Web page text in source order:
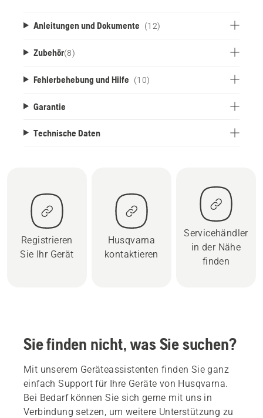
Anleitungen und Dokumente (12)
Zubehör(8)
Fehlerbehebung und Hilfe (10)
Garantie
Technische Daten
Registrieren
Sie Ihr Gerät
Husqvarna
kontaktieren
Servicehändler
in der Nähe
finden
Sie finden nicht, was Sie suchen?
Mit unserem Geräteassistenten finden Sie ganz
einfach Support für Ihre Geräte von Husqvarna.
Bei Bedarf können Sie sich gerne mit uns in
Verbindung setzen, um weitere Unterstützung zu